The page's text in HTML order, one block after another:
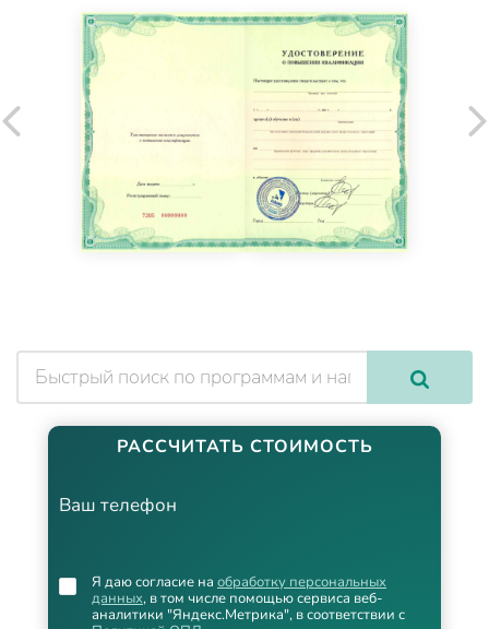
РАССЧИТАТЬ СТОИМОСТЬ
Ваш телефон
Я даю согласие на обработку персональных
данных, в том числе помощью сервиса веб-
аналитики "Яндекс.Метрика", в соответствии с